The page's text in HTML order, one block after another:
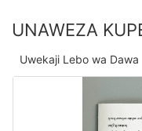
UNAWEZA
Uwekaji Lebo wa Dawa